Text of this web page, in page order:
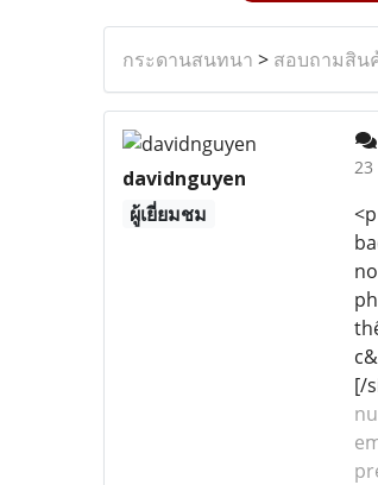
กระดานสนทนา > สอบถามสิน
davidnguyen
ผู้เยี่ยมชม
23
[/